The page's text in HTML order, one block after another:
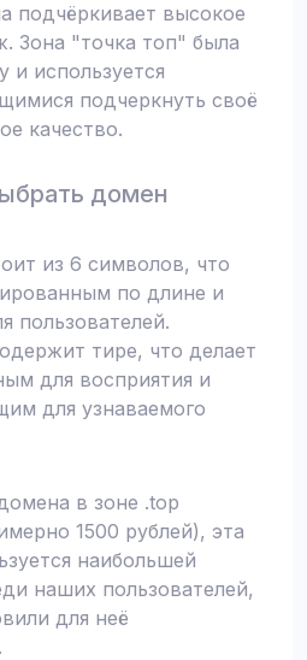
подчёркивает высокое
Зона "точка топ" была
и используется
подчеркнуть своё
качество.
домен
из 6 символов, что
по длине и
пользователей.
тире, что делает
для восприятия и
для узнаваемого
в зоне .top
1500 рублей), эта
наибольшей
наших пользователей,
для неё